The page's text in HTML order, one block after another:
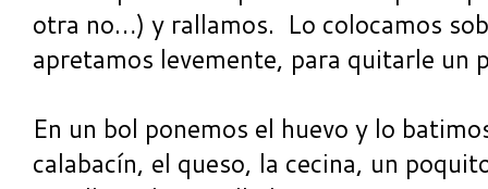
otra no…) y rallamos. Lo colocamos
apretamos levemente, para quitarle un
En un bol ponemos el huevo y lo
calabacín, el queso, la cecina, un